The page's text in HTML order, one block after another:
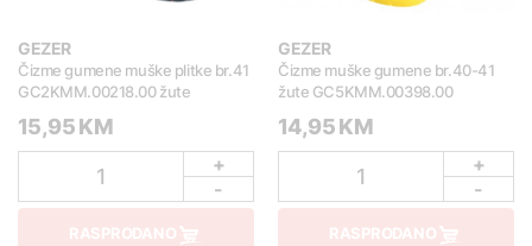
GEZER
Čizme gumene muške plitke br.41
GC2KMM.00218.00 žute
15,95 KM
1
+
-
RASPRODANO
GEZER
Čizme muške gumene br.40-41
žute GC5KMM.00398.00
14,95 KM
1
+
-
RASPRODANO